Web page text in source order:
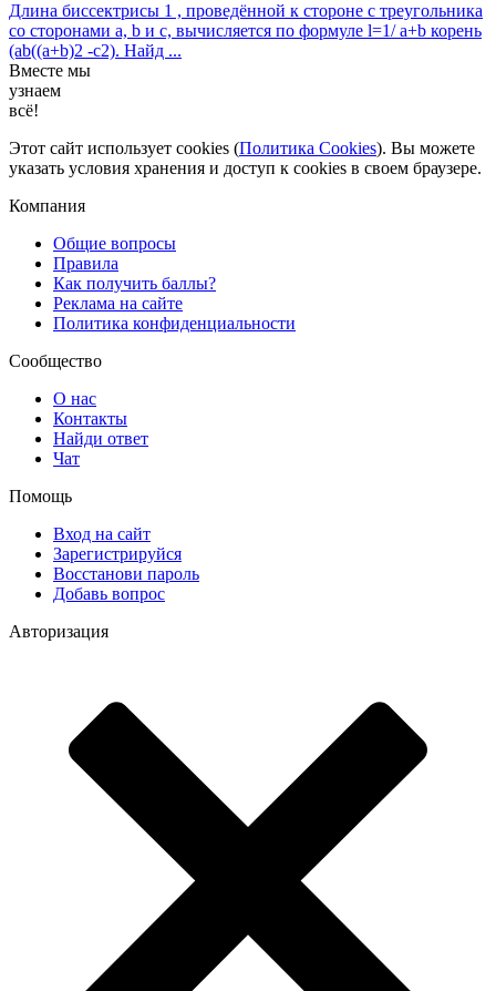
Длина биссектрисы 1 , проведённой к стороне с треугольника
со сторонами a, b и с, вычисляется по формуле l=1/ a+b корень
(ab((a+b)2 -c2). Найд ...
Вместе мы
узнаем
всё!
Этот сайт использует cookies (Политика Cookies). Вы можете
указать условия хранения и доступ к cookies в своем браузере.
Компания
Общие вопросы
Правила
Как получить баллы?
Реклама на сайте
Политика конфиденциальности
Сообщество
О нас
Контакты
Найди ответ
Чат
Помощь
Вход на сайт
Зарегистрируйся
Восстанови пароль
Добавь вопрос
Авторизация